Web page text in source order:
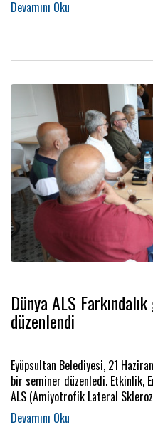
Dünya ALS
düzenlendi
Eyüpsultan Belediyesi, 21
bir seminer düzenledi. Etkinlik,
ALS (Amiyotrofik Lateral
toplumsal farkındalığı artırmak
düzenlendi.